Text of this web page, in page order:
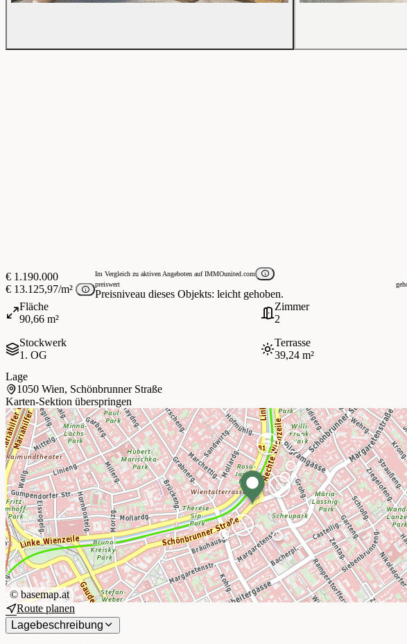
€ 1.190.000
€ 13.125,97/m²
Im Vergleich zu aktiven Angeboten auf IMMOunited.com
preiswert
Preisniveau dieses Objekts: leicht gehoben.
Fläche
90,66 m²
Zimmer
2
Stockwerk
1. OG
Terrasse
39,24 m²
Lage
1050 Wien, Schönbrunner Straße
Karten-Sektion überspringen
+
−
© basemap.at
Route planen
Lagebeschreibung